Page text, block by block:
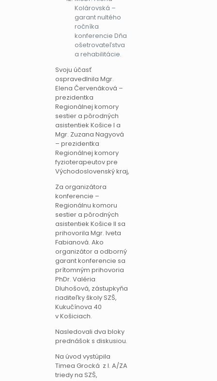
Kolárovská –
garant nultého
ročníka
konferencie Dňa
ošetrovateľstva
a rehabilitácie.
Svoju účasť
ospravedlnila Mgr.
Elena Červenáková –
prezidentka
Regionálnej komory
sestier a pôrodných
asistentiek Košice I a
Mgr. Zuzana Nagyová
– prezidentka
Regionálnej komory
fyzioterapeutov pre
Východoslovenský kraj,
Za organizátora
konferencie –
Regionálnu komoru
sestier a pôrodných
asistentiek Košice II sa
prihovorila Mgr. Iveta
Fabianová. Ako
organizátor a odborný
garant konferencie sa
prítomným prihovoria
PhDr. Valéria
Dluhošová, zástupkyňa
riaditeľky školy SZŠ,
Kukučínova 40
v Košiciach.
Nasledovali dva bloky
prednášok s diskusiou.
Na úvod vystúpila
Timea Grocká z I. A/ZA
triedy na SZŠ,